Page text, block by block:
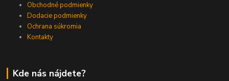
Obchodné podmienky
Dodacie podmienky
Ochrana súkromia
Kontakty
Kde nás nájdete?